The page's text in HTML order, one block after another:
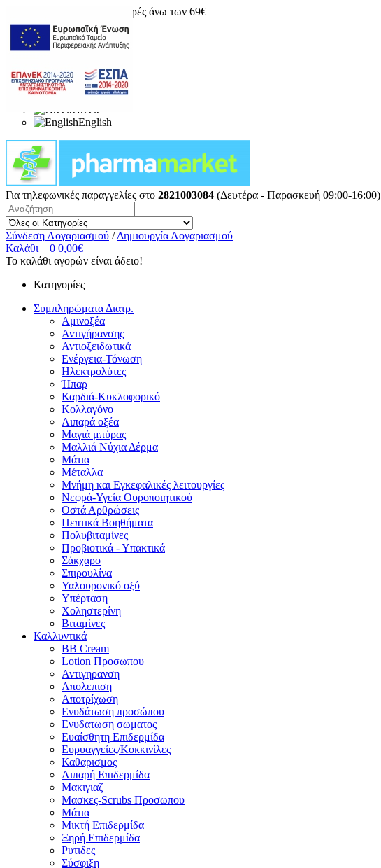
Δωρεάν μεταφορικά για αγορές άνω των 69€
Greek
English
Για τηλεφωνικές παραγγελίες στο 2821003084 (Δευτέρα - Παρασκευή 09:00-16:00)
Σύνδεση Λογαριασμού / Δημιουργία Λογαριασμού
Καλάθι
0 0,00€
Το καλάθι αγορών είναι άδειο!
Κατηγορίες
Συμπληρώματα Διατρ.
Αμινοξέα
Αντιγήρανσης
Αντιοξειδωτικά
Ενέργεια-Τόνωση
Ηλεκτρολύτες
Ήπαρ
Καρδιά-Κυκλοφορικό
Κολλαγόνο
Λιπαρά οξέα
Μαγιά μπύρας
Μαλλιά Νύχια Δέρμα
Μάτια
Μέταλλα
Μνήμη και Εγκεφαλικές λειτουργίες
Νεφρά-Υγεία Ουροποιητικού
Οστά Αρθρώσεις
Πεπτικά Βοηθήματα
Πολυβιταμίνες
Προβιοτικά - Υπακτικά
Σάκχαρο
Σπιρουλίνα
Υαλουρονικό οξύ
Υπέρταση
Χοληστερίνη
Βιταμίνες
Καλλυντικά
BB Cream
Lotion Προσωπου
Αντιγηρανση
Απολεπιση
Αποτρίχωση
Ενυδάτωση προσώπου
Ενυδατωση σωματος
Ευαίσθητη Επιδερμίδα
Ευρυαγγείες/Κοκκινίλες
Καθαρισμος
Λιπαρή Επιδερμίδα
Μακιγιαζ
Μασκες-Scrubs Προσωπου
Μάτια
Μικτή Επιδερμίδα
Ξηρή Επιδερμίδα
Ρυτιδες
Σύσφιξη